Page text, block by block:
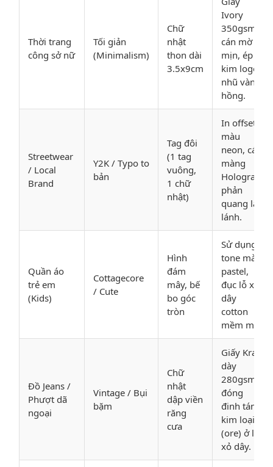
Thời trang
công sở nữ
Tối giản
(Minimalism)
Chữ
nhật
thon dài
3.5x9cm
Ivory
350gsm
cán mờ
mịn, ép
kim logo
nhũ vàng
hồng.
Streetwear
/ Local
Brand
Y2K / Typo to
bản
Tag đôi
(1 tag
vuông,
1 chữ
nhật)
In offset
màu
neon, cán
màng
Hologram
phản
quang lấp
lánh.
Quần áo
trẻ em
(Kids)
Cottagecore
/ Cute
Hình
đám
mây, bế
bo góc
tròn
Sử dụng
tone màu
pastel,
đục lỗ xỏ
dây
cotton
mềm mại.
Đồ Jeans /
Phượt dã
ngoại
Vintage / Bụi
bặm
Chữ
nhật
dập viền
răng
cưa
Giấy Kraft
dày
280gsm,
đóng
đinh tán
kim loại
(ore) ở lỗ
xỏ dây.